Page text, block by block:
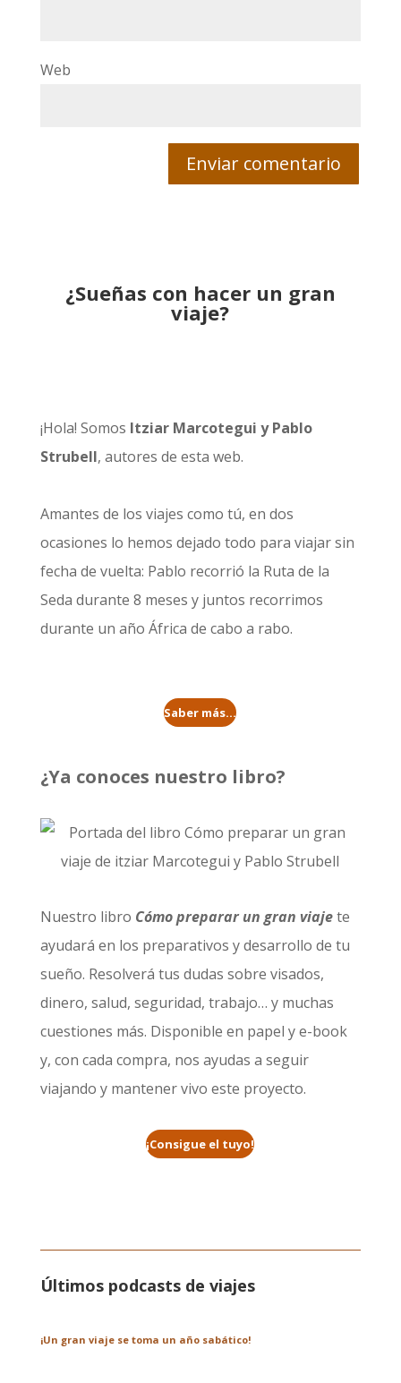
Web
¿Sueñas con hacer un gran
viaje?
¡Hola! Somos Itziar Marcotegui y Pablo
Strubell, autores de esta web.
Amantes de los viajes como tú, en dos
ocasiones lo hemos dejado todo para viajar sin
fecha de vuelta: Pablo recorrió la Ruta de la
Seda durante 8 meses y juntos recorrimos
durante un año África de cabo a rabo.
Saber más...
¿Ya conoces nuestro libro?
Nuestro libro Cómo preparar un gran viajete
ayudará en los preparativos y desarrollo de tu
sueño. Resolverá tus dudas sobre visados,
dinero, salud, seguridad, trabajo… y muchas
cuestiones más. Disponible en papel y e-book
y, con cada compra, nos ayudas a seguir
viajando y mantener vivo este proyecto.
¡Consigue el tuyo!
Últimos podcasts de viajes
¡Un gran viaje se toma un año sabático!